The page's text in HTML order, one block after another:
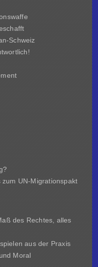
Schweiz
UN-Migrationspakt
des Rechtes, alles
aus der Praxis
Moral